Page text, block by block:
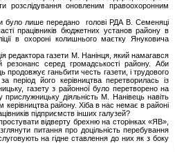
розслідування оновленим правоохоронним
було лише передано голові РДА В. Семеняці
працівників бюджетних установ району в
в охороні колишнього маєтку Януковича
редактора газети М. Нанінця, який намагався
резонанс серед громадськості району. Аби
ганьбити честь газети, і трудового
період його керівництва перетворилась із
газету з районної було перетворено на
прислужницьку діяльність М. Нанівець навіть
району. Хіба в нас немає в районі
підприємств інших галузей?
відверту брехню на сторінках «ЯВ»,
питання про доцільність перебування
на гідне ставлення до них як з боку